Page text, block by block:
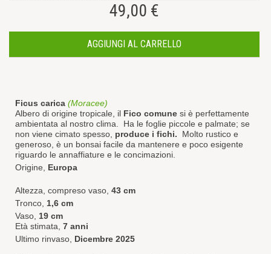
49,00 €
AGGIUNGI AL CARRELLO
Ficus carica (Moracee)
Albero di origine tropicale, il Fico comune si è perfettamente
ambientata al nostro clima. Ha le foglie piccole e palmate; se
non viene cimato spesso, produce i fichi. Molto rustico e
generoso, è un bonsai facile da mantenere e poco esigente
riguardo le annaffiature e le concimazioni.
Origine, Europa
Altezza, compreso vaso, 43 cm
Tronco, 1,6 cm
Vaso, 19 cm
Età stimata, 7 anni
Ultimo rinvaso, Dicembre 2025